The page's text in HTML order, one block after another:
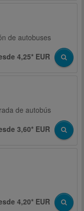
de autobuses
4,25* EUR
de autobús
3,60* EUR
4,20* EUR